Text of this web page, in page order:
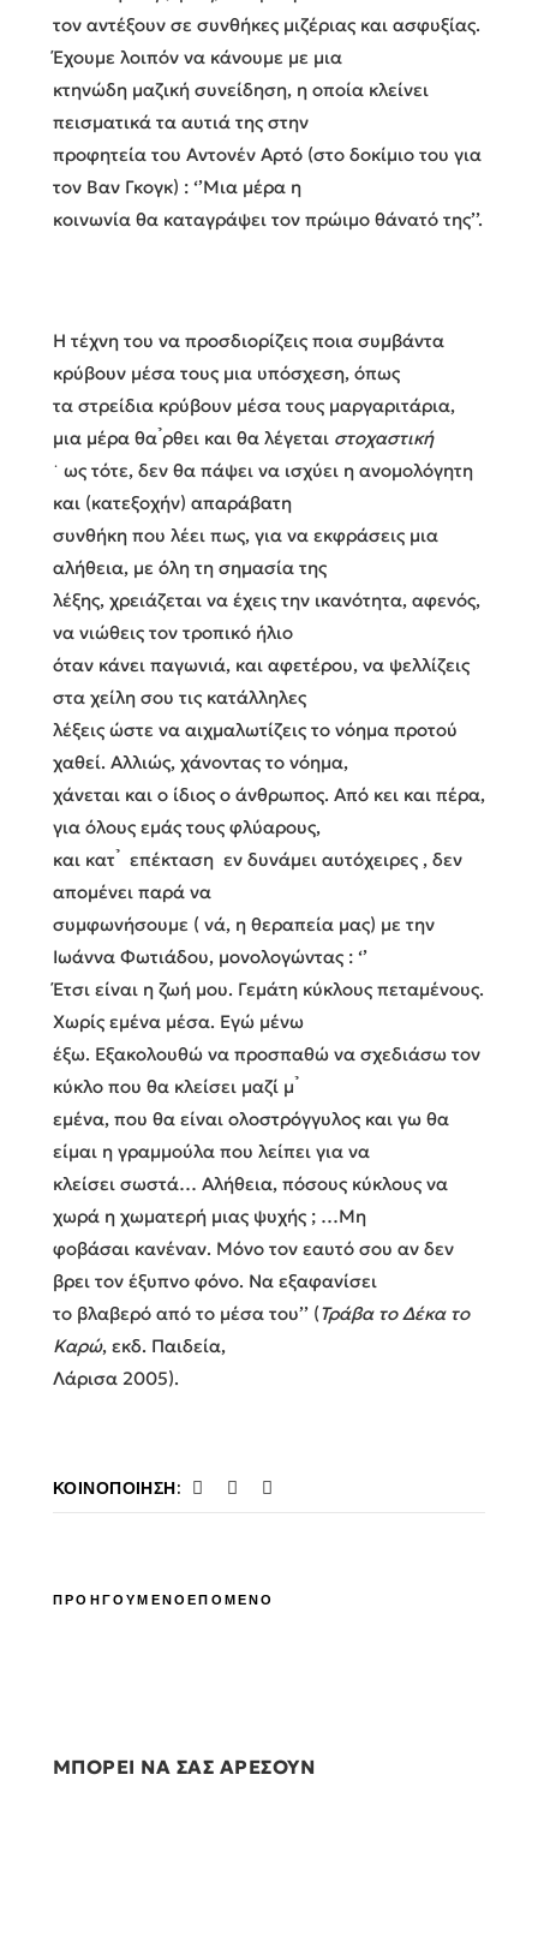
τον αντέξουν σε συνθήκες μιζέριας και ασφυξίας.
Έχουμε λοιπόν να κάνουμε με μια
κτηνώδη μαζική συνείδηση, η οποία κλείνει
πεισματικά τα αυτιά της στην
προφητεία του Αντονέν Αρτό (στο δοκίμιο του για
τον Βαν Γκογκ) : ‘’Μια μέρα η
κοινωνία θα καταγράψει τον πρώιμο θάνατό της’’.
Η τέχνη του να προσδιορίζεις ποια συμβάντα
κρύβουν μέσα τους μια υπόσχεση, όπως
τα στρείδια κρύβουν μέσα τους μαργαριτάρια,
μια μέρα θα ̉ρθει και θα λέγεται στοχαστική
˙ ως τότε, δεν θα πάψει να ισχύει η ανομολόγητη
και (κατεξοχήν) απαράβατη
συνθήκη που λέει πως, για να εκφράσεις μια
αλήθεια, με όλη τη σημασία της
λέξης, χρειάζεται να έχεις την ικανότητα, αφενός,
να νιώθεις τον τροπικό ήλιο
όταν κάνει παγωνιά, και αφετέρου, να ψελλίζεις
στα χείλη σου τις κατάλληλες
λέξεις ώστε να αιχμαλωτίζεις το νόημα προτού
χαθεί. Αλλιώς, χάνοντας το νόημα,
χάνεται και ο ίδιος ο άνθρωπος. Από κει και πέρα,
για όλους εμάς τους φλύαρους,
και κατ ̉ επέκταση εν δυνάμει αυτόχειρες , δεν
απομένει παρά να
συμφωνήσουμε ( νά, η θεραπεία μας) με την
Ιωάννα Φωτιάδου, μονολογώντας : ‘’
Έτσι είναι η ζωή μου. Γεμάτη κύκλους πεταμένους.
Χωρίς εμένα μέσα. Εγώ μένω
έξω. Εξακολουθώ να προσπαθώ να σχεδιάσω τον
κύκλο που θα κλείσει μαζί μ ̉
εμένα, που θα είναι ολοστρόγγυλος και γω θα
είμαι η γραμμούλα που λείπει για να
κλείσει σωστά… Αλήθεια, πόσους κύκλους να
χωρά η χωματερή μιας ψυχής ; …Μη
φοβάσαι κανέναν. Μόνο τον εαυτό σου αν δεν
βρει τον έξυπνο φόνο. Να εξαφανίσει
το βλαβερό από το μέσα του’’ (Τράβα το Δέκα το
Καρώ, εκδ. Παιδεία,
Λάρισα 2005).
ΚΟΙΝΟΠΟΊΗΣΗ:
ΠΡΟΗΓΟΥΜΕΝΟΕΠΟΜΕΝΟ
ΜΠΟΡΕΙ ΝΑ ΣΑΣ ΑΡΕΣΟΥΝ